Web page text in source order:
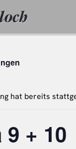
hat bereits
+ 10